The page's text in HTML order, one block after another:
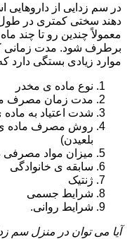
در سم زدایی از داروهایی
دهند سختی کمتری در طول
معمولاً چندین رو تا چند
برطرف شود. مدت زمانی
موارد زیادی بستگی دارد
نوع ماده ی مخدر
مدت زمان مصرف
شدت اعتیاد به
روش مصرف ماده ی
بلعیدن)
میزان مواد مصرفی
سابقه ی خانوادگی
ژنتیک
شرایط جسمی
شرایط روانی.
آیا می توان در منزل سم